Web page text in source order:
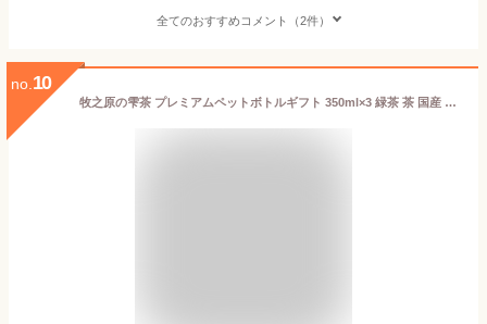
全てのおすすめコメント（2件）
no. 10
牧之原の雫茶 プレミアムペットボトルギフト 350ml×3 緑茶 茶 国産 高級緑茶 雫茶 深蒸しかぶせ茶 ペットボトル お茶 静岡 高柳製茶